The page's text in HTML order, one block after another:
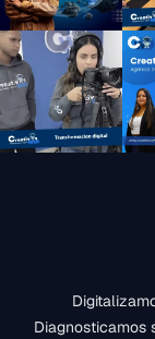
Diagnosticamos